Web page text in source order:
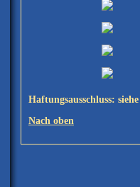
Haftungsausschluss:
Nach oben